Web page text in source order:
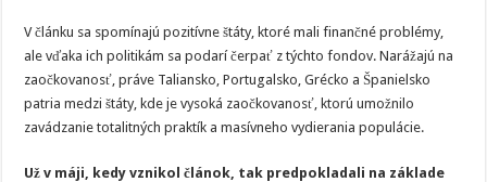
V článku sa spomínajú pozitívne štáty, ktoré mali finančné problémy,
ale vďaka ich politikám sa podarí čerpať z týchto fondov. Narážajú na
zaočkovanosť, práve Taliansko, Portugalsko, Grécko a Španielsko
patria medzi štáty, kde je vysoká zaočkovanosť, ktorú umožnilo
zavádzanie totalitných praktík a masívneho vydierania populácie.
Už v máji, kedy vznikol článok, tak predpokladali na základe